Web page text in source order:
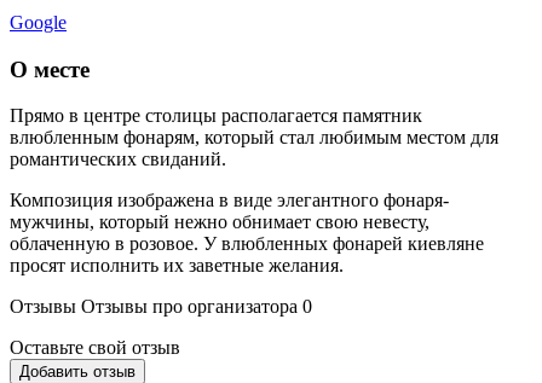
Google
О месте
Прямо в центре столицы располагается памятник
влюбленным фонарям, который стал любимым местом для
романтических свиданий.
Композиция изображена в виде элегантного фонаря-
мужчины, который нежно обнимает свою невесту,
облаченную в розовое. У влюбленных фонарей киевляне
просят исполнить их заветные желания.
Отзывы Отзывы про организатора 0
Оставьте свой отзыв
Добавить отзыв